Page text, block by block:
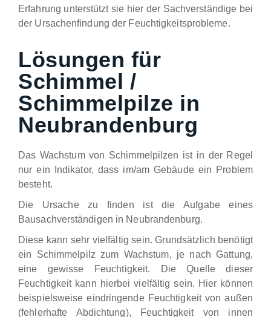
Erfahrung unterstützt sie hier der Sachverständige bei
der Ursachenfindung der Feuchtigkeitsprobleme.
Lösungen für
Schimmel /
Schimmelpilze in
Neubrandenburg
Das Wachstum von Schimmelpilzen ist in der Regel
nur ein Indikator, dass im/am Gebäude ein Problem
besteht.
Die Ursache zu finden ist die Aufgabe eines
Bausachverständigen in Neubrandenburg.
Diese kann sehr vielfältig sein. Grundsätzlich benötigt
ein Schimmelpilz zum Wachstum, je nach Gattung,
eine gewisse Feuchtigkeit. Die Quelle dieser
Feuchtigkeit kann hierbei vielfältig sein. Hier können
beispielsweise eindringende Feuchtigkeit von außen
(fehlerhafte Abdichtung), Feuchtigkeit von innen